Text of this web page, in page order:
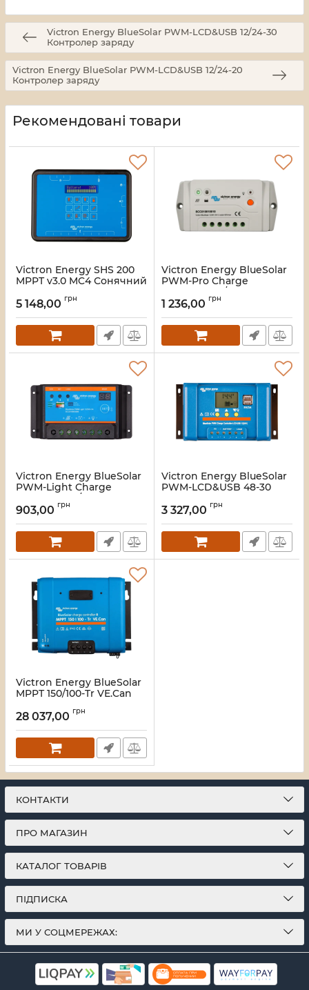
Victron Energy BlueSolar PWM-LCD&USB 12/24-30
Контролер заряду
Victron Energy BlueSolar PWM-LCD&USB 12/24-20
Контролер заряду
Рекомендовані товари
Victron Energy SHS 200
MPPT v3.0 MC4 Сонячний
оплатою за фактом
Артикул:16_119608
5 148,00 грн
Victron Energy BlueSolar
PWM-Pro Charge
Controller 12/24-5
Контролер заряду
Артикул:16_116472
1 236,00 грн
Victron Energy BlueSolar
PWM-Light Charge
Controller 12/24-5
Контролер заряду
Артикул:16_116471
903,00 грн
Victron Energy BlueSolar
PWM-LCD&USB 48-30
Артикул:16_116470
3 327,00 грн
Victron Energy BlueSolar
MPPT 150/100-Tr VE.Can
Артикул:16_116460
28 037,00 грн
КОНТАКТИ
ПРО МАГАЗИН
КАТАЛОГ ТОВАРІВ
ПІДПИСКА
МИ У СОЦМЕРЕЖАХ: